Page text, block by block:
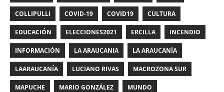
COLLIPULLI COVID-19 COVID19 CULTURA
EDUCACIÓN ELECCIONES2021 ERCILLA INCENDIO
INFORMACIÓN LA ARAUCANIA LA ARAUCANÍA
LAARAUCANÍA LUCIANO RIVAS MACROZONA SUR
MAPUCHE MARIO GONZÁLEZ MUNDO